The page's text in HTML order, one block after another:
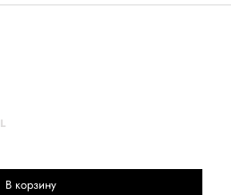
В корзину
L